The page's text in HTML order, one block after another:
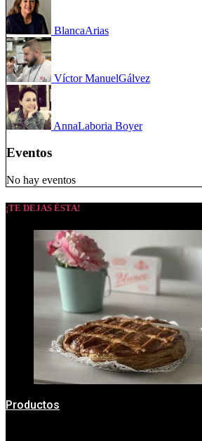
BlancaArias
Víctor ManuelGálvez
AnnaLaboria Boyer
Eventos
No hay eventos
¡TE DEJAS ÉSTA!
Productos